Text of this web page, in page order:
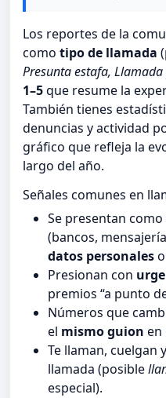
Los reportes de la
como tipo de llamada
Presunta estafa,
1–5que resume la
También tienes
denuncias y actividad
gráfico que refleja la
largo del año.
Señales comunes en
Se presentan
(bancos,
datos personales
Presionan con
premios “a punto
Números que
el mismo guion en
Te llaman, cuelgan
llamada (posible
especial).